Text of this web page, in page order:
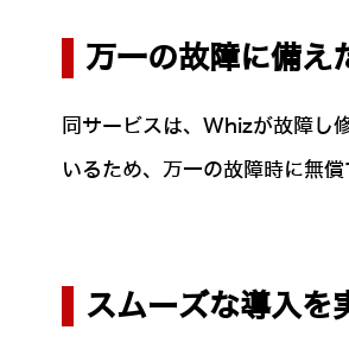
万一の故障に備え
同サービスは、Whizが故障し
いるため、万一の故障時に無
スムーズな導入を